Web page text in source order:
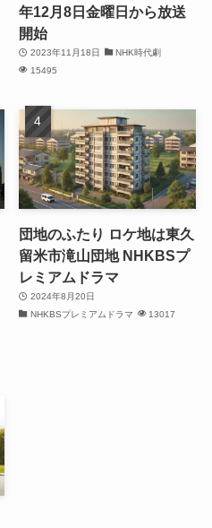
年12月8日金曜日から放送
開始
2023年11月18日
NHK時代劇
15495
団地のふたり ロケ地は東久
留米市滝山団地 NHKBSプ
レミアムドラマ
2024年8月20日
NHKBSプレミアムドラマ
13017